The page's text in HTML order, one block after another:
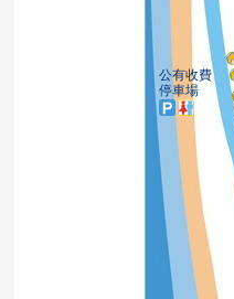
公有收費
停車場